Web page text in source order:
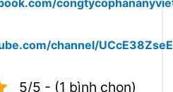
channel/
5/5 - (1 bình chọn)